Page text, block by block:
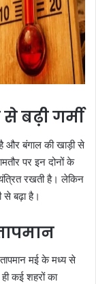
बढ़ी गर्मी
है और बंगाल की खाड़ी से
पर इन दोनों के
रखती है। लेकिन
से बढ़ा है।
मई के मध्य से
कई शहरों का